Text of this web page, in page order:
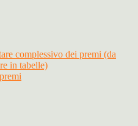
complessivo dei premi (da
in tabelle)